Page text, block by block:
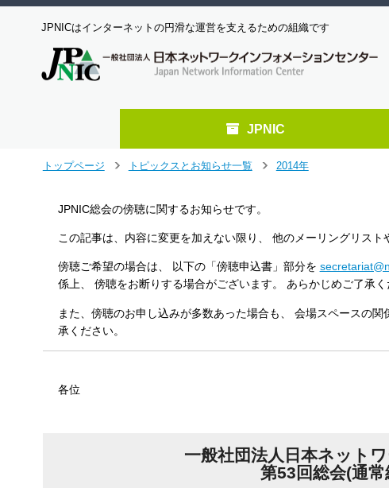
JPNICはインターネットの円滑な運営を支えるための組織です
JPNIC
トップページ
トピックスとお知らせ一覧
2014年
JPNIC総会の傍聴に関するお知らせです。
この記事は、内容に変更を加えない限り、 他のメーリングリス
傍聴ご希望の場合は、 以下の「傍聴申込書」部分を
係上、 傍聴をお断りする場合がございます。 あらかじめご了承く
また、傍聴のお申し込みが多数あった場合も、 会場スペースの
承ください。
各位
一般社団法人日本ネット
第53回総会(通